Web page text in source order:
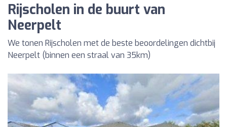
Rijscholen in de buurt van
Neerpelt
We tonen Rijscholen met de beste beoordelingen dichtbij
Neerpelt (binnen een straal van 35km)